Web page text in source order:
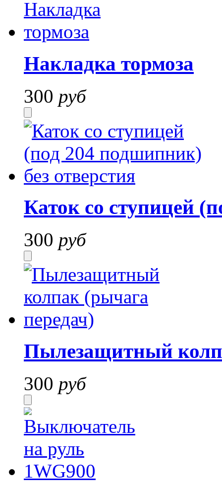
Накладка тормоза
300 руб
Каток со ступицей
300 руб
Пылезащитный
300 руб